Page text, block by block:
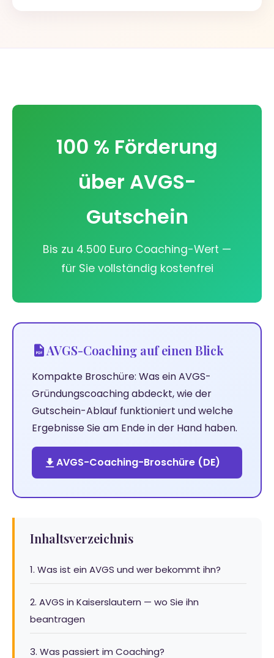
100 % Förderung
über AVGS-
Gutschein
Bis zu 4.500 Euro Coaching-Wert —
für Sie vollständig kostenfrei
AVGS-Coaching auf einen Blick
Kompakte Broschüre: Was ein AVGS-
Gründungscoaching abdeckt, wie der
Gutschein-Ablauf funktioniert und welche
Ergebnisse Sie am Ende in der Hand haben.
AVGS-Coaching-Broschüre (DE)
Inhaltsverzeichnis
1. Was ist ein AVGS und wer bekommt ihn?
2. AVGS in Kaiserslautern — wo Sie ihn
beantragen
3. Was passiert im Coaching?